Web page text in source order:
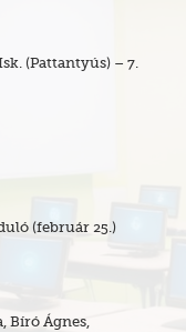
(Pattantyús) – 7.
(február 25.)
Bíró Ágnes,